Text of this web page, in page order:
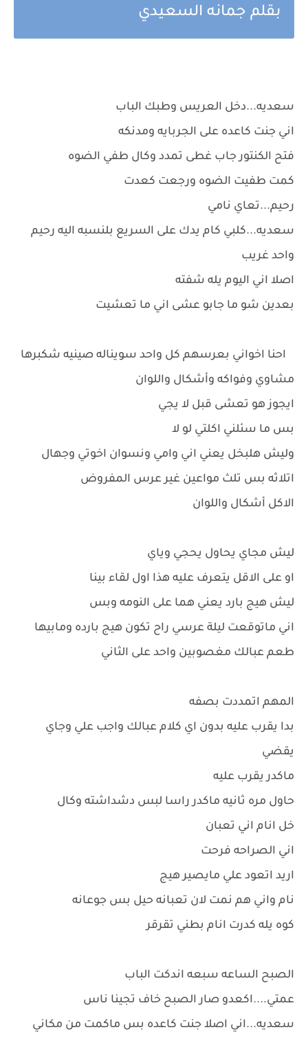
بقلم جمانه السعيدي
سعديه...دخل العريس وطبك الباب
اني جنت كاعده على الجربايه ومدنكه
فتح الكنتور جاب غطى تمدد وكال طفي الضوه
كمت طفيت الضوه ورجعت كعدت
رحيم...تعاي نامي
سعديه...كلبي كام يدك على السريع بلنسبه اليه رحيم
واحد غريب
اصلا اني اليوم يله شفته
بعدين شو ما جابو عشى اني ما تعشيت
احنا اخواني بعرسهم كل واحد سويناله صينيه شكبرها
مشاوي وفواكه وأشكال واللوان
ايجوز هو تعشى قبل لا يجي
بس ما سئلني اكلتي لو لا
وليش هلبخل يعني اني وامي ونسوان اخوتي وجهال
اتلاثه بس تلث مواعين غير عرس المفروض
الاكل أشكال واللوان
ليش مجاي يحاول يحجي وياي
او على الاقل يتعرف عليه هذا اول لقاء بينا
ليش هيج بارد يعني هما على النومه وبس
اني ماتوقعت ليلة عرسي راح تكون هيج بارده ومابيها
طعم عبالك مغصوبين واحد على الثاني
المهم اتمددت بصفه
بدا يقرب عليه بدون اي كلام عبالك واجب علي وجاي
يقضي
ماكدر يقرب عليه
حاول مره ثانيه ماكدر راسا لبس دشداشته وكال
خل انام اني تعبان
اني الصراحه فرحت
اريد اتعود علي مايصير هيج
نام واني هم نمت لان تعبانه حيل بس جوعانه
كوه يله كدرت انام بطني تقرقر
الصبح الساعه سبعه اندكت الباب
عمتي....اكعدو صار الصبح خاف تجينا ناس
سعديه...اني اصلا جنت كاعده بس ماكمت من مكاني